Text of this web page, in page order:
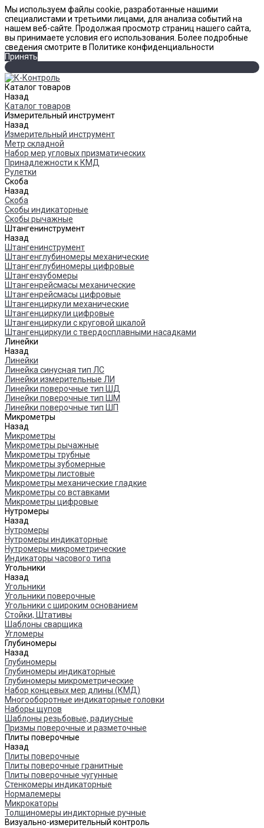
Мы используем файлы cookie, разработанные нашими
специалистами и третьими лицами, для анализа событий на
нашем веб-сайте. Продолжая просмотр страниц нашего сайта,
вы принимаете условия его использования. Более подробные
сведения смотрите в Политике конфиденциальности
Принять
Каталог товаров
Назад
Каталог товаров
Измерительный инструмент
Назад
Измерительный инструмент
Метр складной
Набор мер угловых призматических
Принадлежности к КМД
Рулетки
Скоба
Назад
Скоба
Скобы индикаторные
Скобы рычажные
Штангенинструмент
Назад
Штангенинструмент
Штангенглубиномеры механические
Штангенглубиномеры цифровые
Штангензубомеры
Штангенрейсмасы механические
Штангенрейсмасы цифровые
Штангенциркули механические
Штангенциркули цифровые
Штангенциркули с круговой шкалой
Штангенциркули с твердосплавными насадками
Линейки
Назад
Линейки
Линейка синусная тип ЛС
Линейки измерительные ЛИ
Линейки поверочные тип ШД
Линейки поверочные тип ШМ
Линейки поверочные тип ШП
Микрометры
Назад
Микрометры
Микрометры рычажные
Микрометры трубные
Микрометры зубомерные
Микрометры листовые
Микрометры механические гладкие
Микрометры со вставками
Микрометры цифровые
Нутромеры
Назад
Нутромеры
Нутромеры индикаторные
Нутромеры микрометрические
Индикаторы часового типа
Угольники
Назад
Угольники
Угольники поверочные
Угольники с широким основанием
Стойки, Штативы
Шаблоны сварщика
Угломеры
Глубиномеры
Назад
Глубиномеры
Глубиномеры индикаторные
Глубиномеры микрометрические
Набор концевых мер длины (КМД)
Многооборотные индикаторные головки
Наборы щупов
Шаблоны резьбовые, радиусные
Призмы поверочные и разметочные
Плиты поверочные
Назад
Плиты поверочные
Плиты поверочные гранитные
Плиты поверочные чугунные
Стенкомеры индикаторные
Нормалемеры
Микрокаторы
Толщиномеры индикторные ручные
Визуально-измерительный контроль